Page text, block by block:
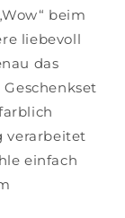
beim
liebevoll
das
verarbeitet
einfach